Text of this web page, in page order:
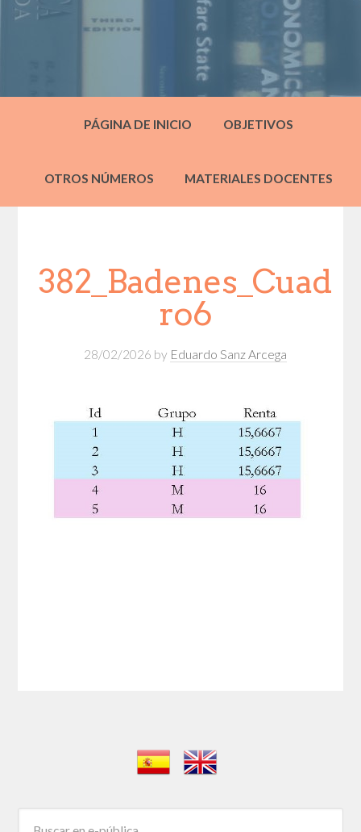
PÁGINA DE INICIO OBJETIVOS
OTROS NÚMEROS MATERIALES DOCENTES
382_Badenes_Cuad
ro6
28/02/2026 by Eduardo Sanz Arcega